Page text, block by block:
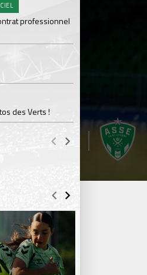
professionnel
des Verts !